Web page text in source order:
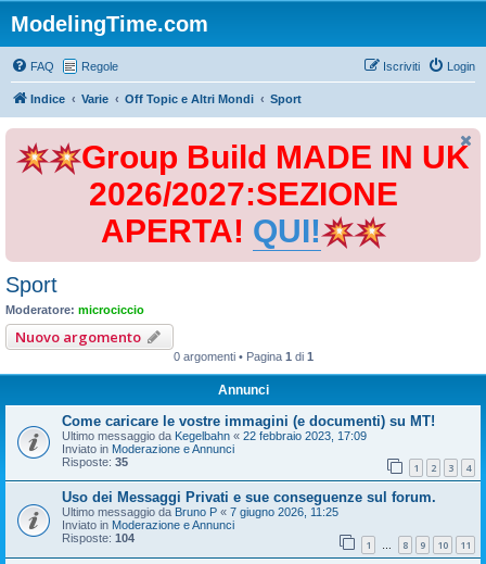
ModelingTime.com
FAQ Regole Login
Iscriviti
Indice Varie Off Topic e Altri Mondi Sport
Group Build MADE IN UK
2026/2027:SEZIONE
APERTA! QUI!
Sport
Moderatore: microciccio
Nuovo argomento
0 argomenti • Pagina 1 di 1
Annunci
Come caricare le vostre immagini (e documenti) su MT!
Ultimo messaggio da Kegelbahn « 22 febbraio 2023, 17:09
Inviato in Moderazione e Annunci
Risposte: 35 1 2 3 4
Uso dei Messaggi Privati e sue conseguenze sul forum.
Ultimo messaggio da Bruno P « 7 giugno 2026, 11:25
Inviato in Moderazione e Annunci
Risposte: 104 1 … 8 9 10 11